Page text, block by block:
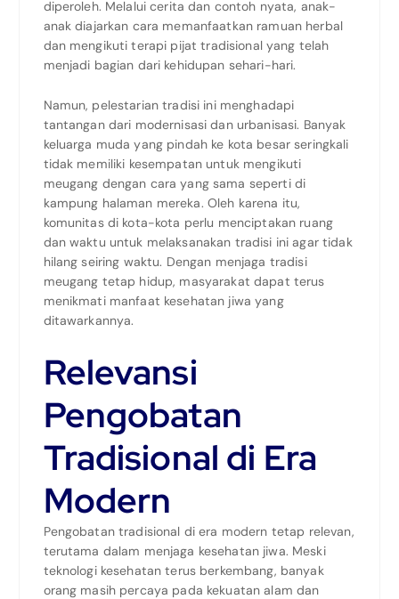
diperoleh. Melalui cerita dan contoh nyata, anak-
anak diajarkan cara memanfaatkan ramuan herbal
dan mengikuti terapi pijat tradisional yang telah
menjadi bagian dari kehidupan sehari-hari.
Namun, pelestarian tradisi ini menghadapi
tantangan dari modernisasi dan urbanisasi. Banyak
keluarga muda yang pindah ke kota besar seringkali
tidak memiliki kesempatan untuk mengikuti
meugang dengan cara yang sama seperti di
kampung halaman mereka. Oleh karena itu,
komunitas di kota-kota perlu menciptakan ruang
dan waktu untuk melaksanakan tradisi ini agar tidak
hilang seiring waktu. Dengan menjaga tradisi
meugang tetap hidup, masyarakat dapat terus
menikmati manfaat kesehatan jiwa yang
ditawarkannya.
Relevansi
Pengobatan
Tradisional di Era
Modern
Pengobatan tradisional di era modern tetap relevan,
terutama dalam menjaga kesehatan jiwa. Meski
teknologi kesehatan terus berkembang, banyak
orang masih percaya pada kekuatan alam dan